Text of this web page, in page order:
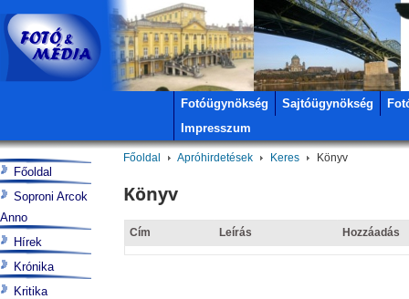
Fotóügynökség Sajtóügynökség
Impresszum
Főoldal Apróhirdetések Keres Könyv
Könyv
Cím Leírás Hozzáadás
Főoldal
Soproni Arcok
Anno
Hírek
Krónika
Kritika